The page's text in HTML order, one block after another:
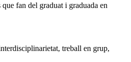
fan del graduat i graduada en
treball en grup,